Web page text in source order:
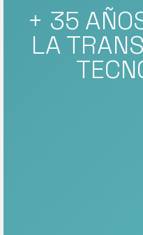
+ 35
LA